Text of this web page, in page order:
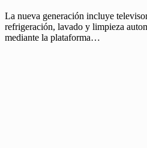
La nueva generación incluye
refrigeración, lavado y limpieza
mediante la plataforma…